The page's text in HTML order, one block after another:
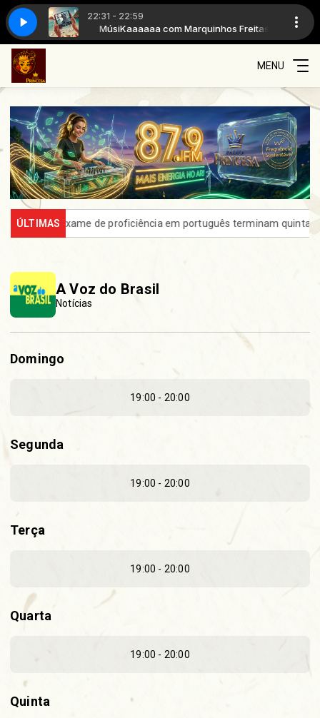
22:31 - 22:59
Freitas MúsiKaaaaaa com Marquinhos Freitas
MENU
ÚLTIMAS
exame de proficiência em português terminam quinta
A Voz do Brasil
Notícias
Domingo
19:00 - 20:00
Segunda
19:00 - 20:00
Terça
19:00 - 20:00
Quarta
19:00 - 20:00
Quinta